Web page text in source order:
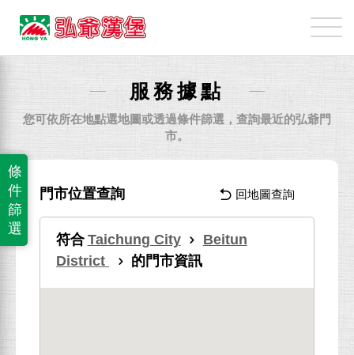
弘
爺
國
業
份
有
限
公
司
服務據點
您可依所在地點選地圖或透過條件篩選，查詢最近的弘爺門
市。
條
件
篩
選
門市位置查詢 回地圖查詢
符合 Taichung City
Beitun
District
的門市資訊